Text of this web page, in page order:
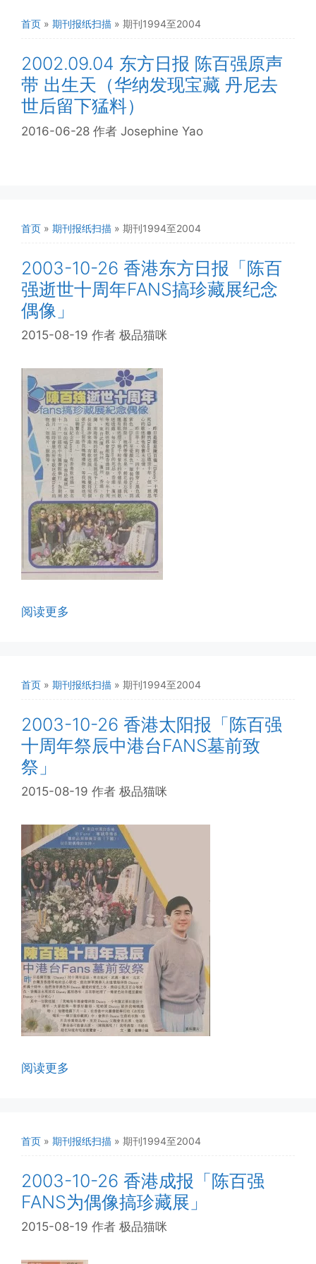
首页 » 期刊报纸扫描 » 期刊1994至2004
2002.09.04 东方日报 陈百强原声
带 出生天（华纳发现宝藏 丹尼去
世后留下猛料）
2016-06-28 作者 Josephine Yao
首页 » 期刊报纸扫描 » 期刊1994至2004
2003-10-26 香港东方日报「陈百
强逝世十周年FANS搞珍藏展纪念
偶像」
2015-08-19 作者 极品猫咪
阅读更多
首页 » 期刊报纸扫描 » 期刊1994至2004
2003-10-26 香港太阳报「陈百强
十周年祭辰中港台FANS墓前致
祭」
2015-08-19 作者 极品猫咪
阅读更多
首页 » 期刊报纸扫描 » 期刊1994至2004
2003-10-26 香港成报「陈百强
FANS为偶像搞珍藏展」
2015-08-19 作者 极品猫咪